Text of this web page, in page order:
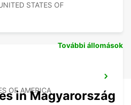
STATES OF
OF AMERICA
További állomások
in Magyarország